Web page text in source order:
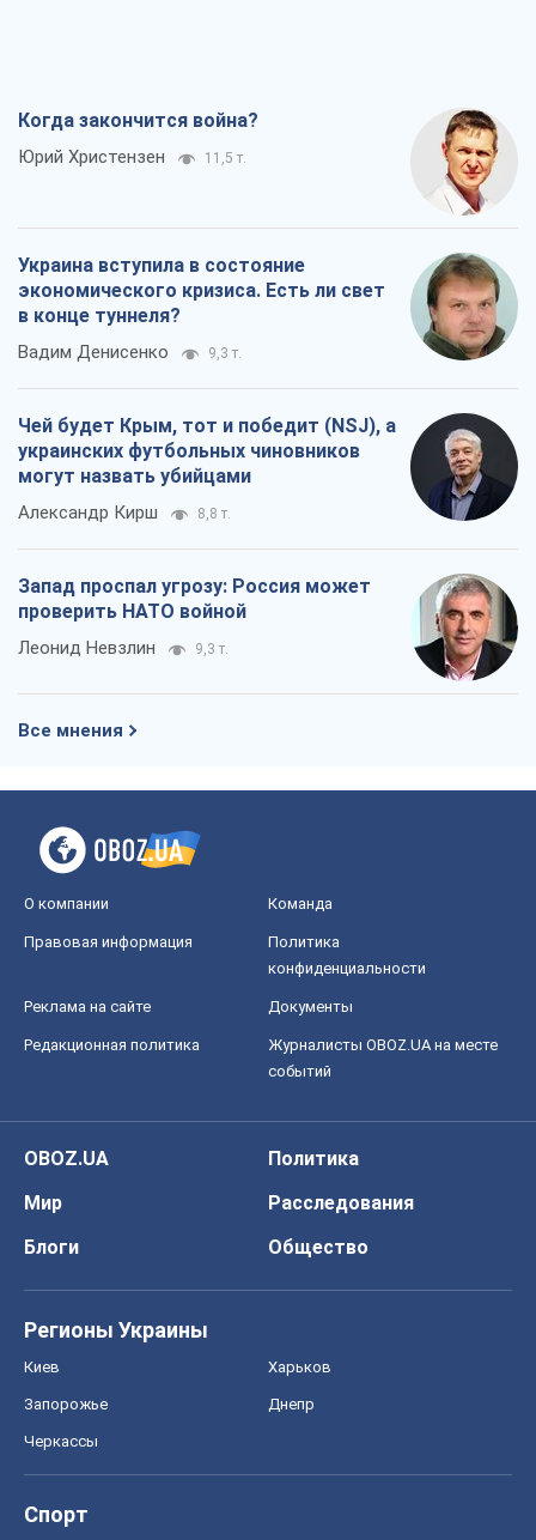
Когда закончится война?
Юрий Христензен 11,5 т.
Украина вступила в состояние
экономического кризиса. Есть ли свет
в конце туннеля?
Вадим Денисенко 9,3 т.
Чей будет Крым, тот и победит (NSJ), а
украинских футбольных чиновников
могут назвать убийцами
Александр Кирш 8,8 т.
Запад проспал угрозу: Россия может
проверить НАТО войной
Леонид Невзлин 9,3 т.
Все мнения
О компании Команда
Правовая информация
Политика
конфиденциальности
Реклама на сайте Документы
Редакционная политика
Журналисты OBOZ.UA на месте
событий
OBOZ.UA
Политика
Мир
Расследования
Блоги
Общество
Регионы Украины
Киев Харьков
Запорожье Днепр
Черкассы
Спорт